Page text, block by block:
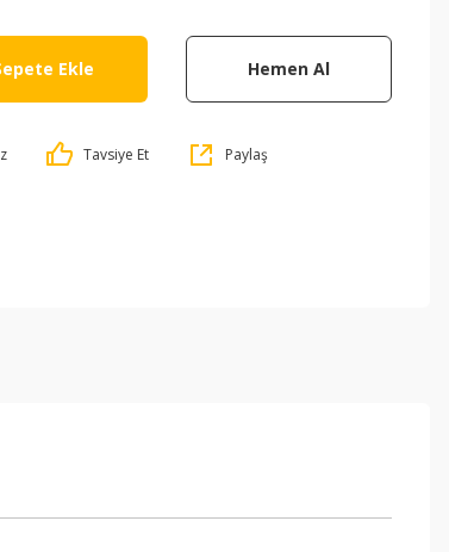
Ekle Hemen Al
Tavsiye Et Paylaş